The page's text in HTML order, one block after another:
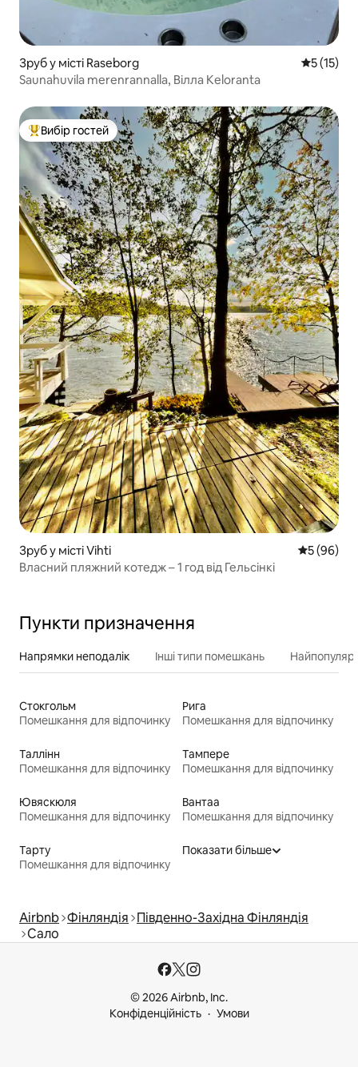
Зруб у місті Raseborg Середня
5 (15)
Saunahuvila merenrannalla, Вілла Keloranta
Топ вибір гостей
Вибір гостей
Зруб у місті Vihti Середня
5 (96)
Власний пляжний котедж – 1 год від Гельсінкі
Пункти призначення
Напрямки неподалік Інші типи помешкань
Стокгольм
Помешкання для відпочинку
Рига
Помешкання для відпочинку
Таллінн
Помешкання для відпочинку
Тампере
Помешкання для відпочинку
Ювяскюля
Помешкання для відпочинку
Вантаа
Помешкання для відпочинку
Тарту
Помешкання для відпочинку
Показати більше
Airbnb Фінляндія Південно-Західна Фінляндія
Сало
© 2026 Airbnb, Inc.
Конфіденційність
Умови